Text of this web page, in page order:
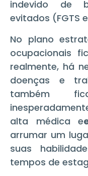
indevido de
evitados (FGTS
No plano
ocupacionais
realmente, há
doenças e
também
alta médica e
arrumar um
suas
tempos de